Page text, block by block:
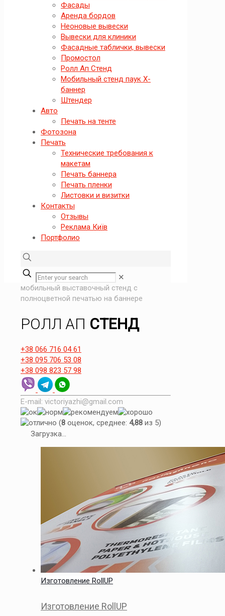
Фасады
Аренда бордов
Неоновые вывески
Вывески для клиники
Фасадные таблички, вывески
Промостол
Ролл Ап Стенд
Мобильный стенд паук X-
баннер
Штендер
Авто
Печать на тенте
Фотозона
Печать
Технические требования к
макетам
Печать баннера
Печать пленки
Листовки и визитки
Контакты
Отзывы
Реклама Київ
Портфолио
✕
мобильный выставочный стенд с
полноцветной печатью на баннере
РОЛЛ АП СТЕНД
+38 066 716 04 61
+38 095 706 53 08
+38 098 823 57 98
E-mail: victoriyazhi@gmail.com
(8 оценок, среднее: 4,88 из 5)
Загрузка...
Изготовление RollUP
Изготовление RollUP